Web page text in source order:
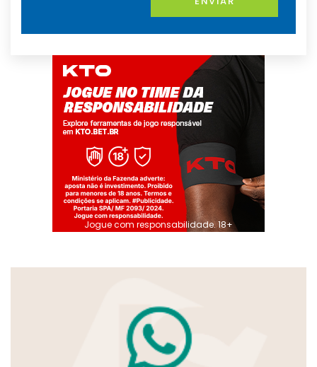
Jogue com responsabilidade. 18+